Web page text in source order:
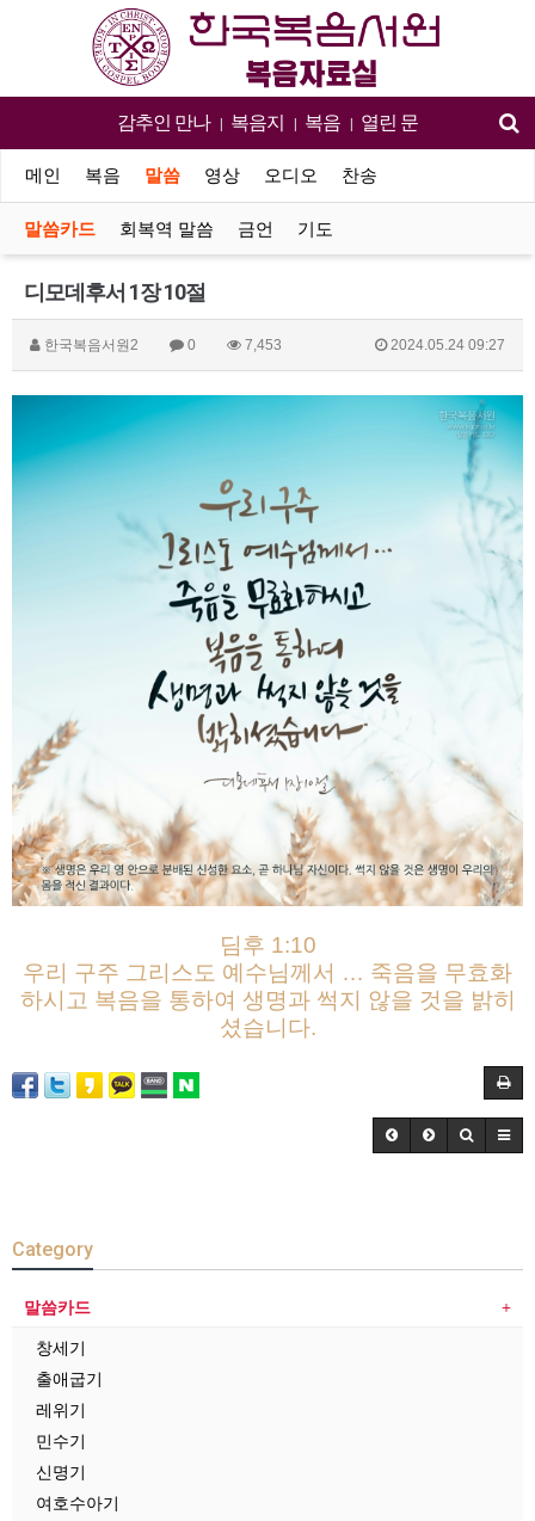
감추인 만나 | 복음지 | 복음 | 열린 문
메인 복음 말씀 영상 오디오 찬송
말씀카드 회복역 말씀 금언 기도
디모데후서 1장 10절
한국복음서원2 0 7,453 2024.05.24 09:27
딤후 1:10
우리 구주 그리스도 예수님께서 … 죽음을 무효화
하시고 복음을 통하여 생명과 썩지 않을 것을 밝히
셨습니다.
Category
말씀카드
창세기
출애굽기
레위기
민수기
신명기
여호수아기